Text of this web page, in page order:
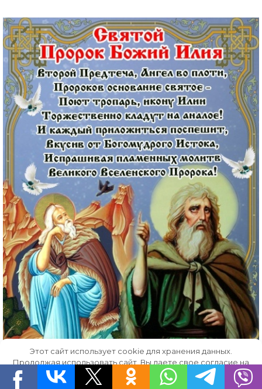
Этот сайт использует cookie для хранения данных.
Продолжая использовать сайт, Вы даете свое согласие на
работу с этими файлами.